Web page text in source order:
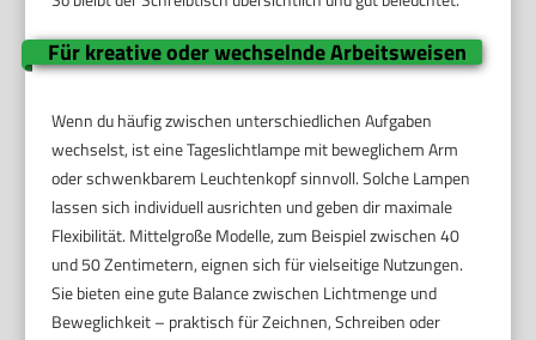
Für kreative oder wechselnde Arbeitsweisen
Wenn du häufig zwischen unterschiedlichen Aufgaben
wechselst, ist eine Tageslichtlampe mit beweglichem Arm
oder schwenkbarem Leuchtenkopf sinnvoll. Solche Lampen
lassen sich individuell ausrichten und geben dir maximale
Flexibilität. Mittelgroße Modelle, zum Beispiel zwischen 40
und 50 Zentimetern, eignen sich für vielseitige Nutzungen.
Sie bieten eine gute Balance zwischen Lichtmenge und
Beweglichkeit – praktisch für Zeichnen, Schreiben oder